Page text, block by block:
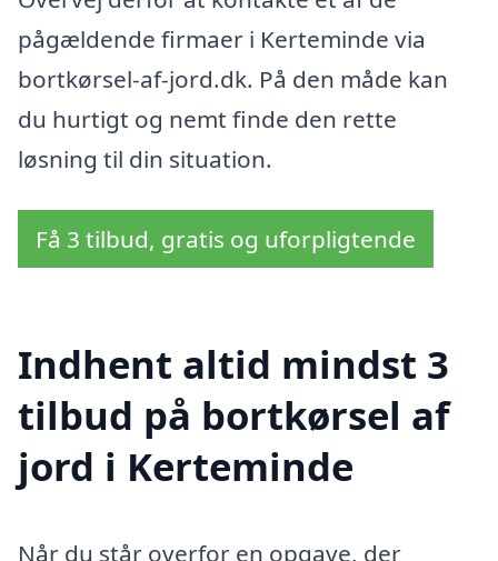
pågældende firmaer i Kerteminde via
bortkørsel-af-jord.dk. På den måde kan
du hurtigt og nemt finde den rette
løsning til din situation.
Få 3 tilbud, gratis og uforpligtende
Indhent altid mindst 3
tilbud på bortkørsel af
jord i Kerteminde
Når du står overfor en opgave, der